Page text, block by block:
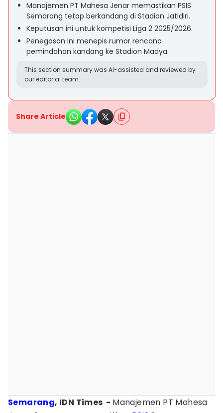
Manajemen PT Mahesa Jenar memastikan PSIS
Semarang tetap berkandang di Stadion Jatidiri.
Keputusan ini untuk kompetisi Liga 2 2025/2026.
Penegasan ini menepis rumor rencana
pemindahan kandang ke Stadion Madya.
This section summary was AI-assisted and reviewed by
our editorial team.
Share Article
Semarang, IDN Times - Manajemen PT Mahesa